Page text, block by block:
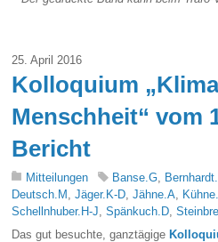
25. April 2016
Kolloquium
Menschheit“ vom
Bericht
Mitteilungen Banse.G
Deutsch.M ,Jäger.K-D ,Jähne.A
Schellnhuber.H-J ,Spänkuch.D ,
Das gut besuchte, ganztägige